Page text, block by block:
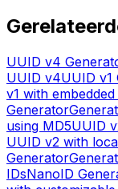
UUID v4
UUID v4UUID v1
v1 with
Generator
using MD5UUID
UUID v2 with
Generator
IDsNanoID